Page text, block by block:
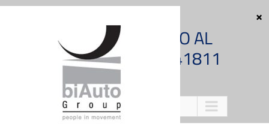
Salta
CHIAMACI SUBITO AL
NUMERO 011 5741811
Vai a...